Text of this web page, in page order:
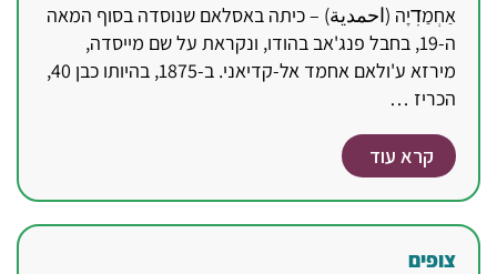
אַחְמַדׅיָה (احمدية) – כיתה באסלאם שנוסדה בסוף המאה
ה-19, בחבל פנג'אב בהודו, ונקראת על שם מייסדה,
מירזא ע'ולאם אחמד אל-קדיאני. ב-1875, בהיותו כבן 40,
הכריז …
קרא עוד
צופים